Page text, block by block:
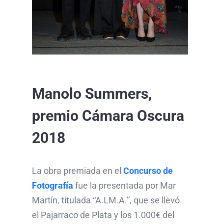
Manolo Summers,
premio Cámara Oscura
2018
La obra premiada en el Concurso de
Fotografía fue la presentada por Mar
Martín, titulada “A.LM.A.”, que se llevó
el Pajarraco de Plata y los 1.000€ del